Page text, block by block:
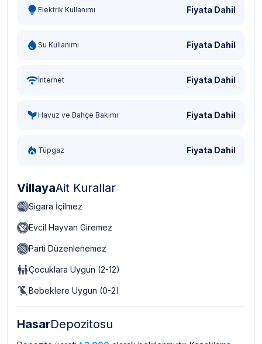
Elektrik Kullanımı Fiyata Dahil
Su Kullanımı Fiyata Dahil
İnternet Fiyata Dahil
Havuz ve Bahçe Bakımı Fiyata Dahil
Tüpgaz Fiyata Dahil
VillayaAit Kurallar
Sigara İçilmez
Evcil Hayvan Giremez
Parti Düzenlenemez
Çocuklara Uygun (2-12)
Bebeklere Uygun (0-2)
HasarDepozitosu